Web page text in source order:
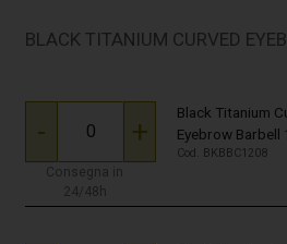
BLACK TITANIUM CURVED
- +
Consegna in
24/48h
Black Titanium
Eyebrow Barbell
Cod. BKBBC1208